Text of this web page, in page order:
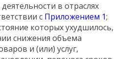
в отраслях
с Приложением 1;
которых ухудшилось,
снижения объема
и (или) услуг,